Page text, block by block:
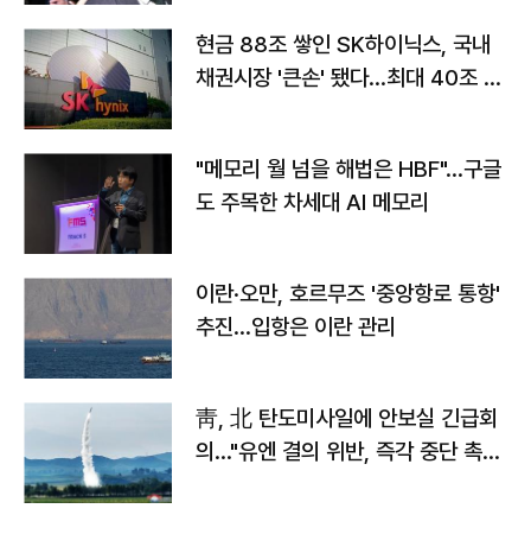
현금 88조 쌓인 SK하이닉스, 국내
채권시장 '큰손' 됐다…최대 40조 투
"메모리 월 넘을 해법은 HBF"…구글
도 주목한 차세대 AI 메모리
이란·오만, 호르무즈 '중앙항로 통항'
추진…입항은 이란 관리
靑, 北 탄도미사일에 안보실 긴급회
의…"유엔 결의 위반, 즉각 중단 촉